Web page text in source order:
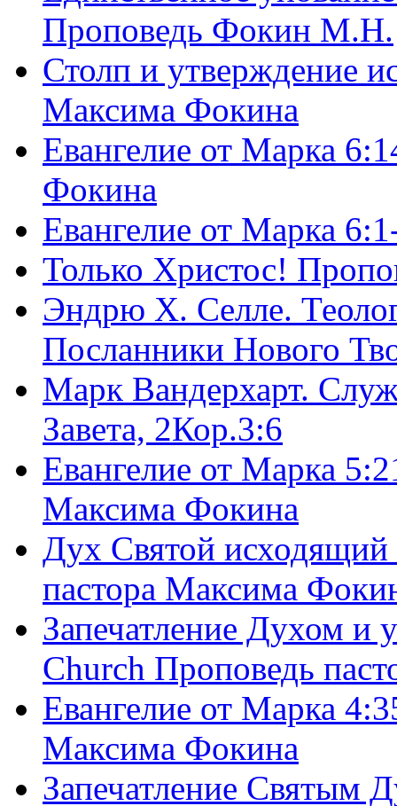
Проповедь Фокин М.Н.
Столп и утверждение
Максима Фокина
Евангелие от Марка
Фокина
Евангелие от Марка
Только Христос!
Эндрю Х. Селле.
Посланники Нового
Марк Вандерхарт.
Завета, 2Кор.3:6
Евангелие от Марка
Максима Фокина
Дух Святой
пастора Максима
Запечатление Духом и
Church Проповедь
Евангелие от Марка
Максима Фокина
Запечатление Святым